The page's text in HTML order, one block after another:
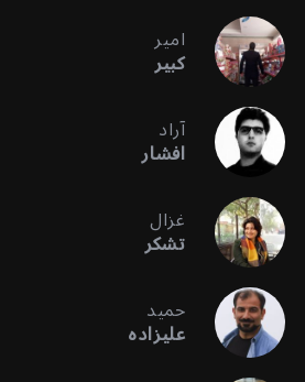
امیر
کبیر
آراد
افشار
غزال
تشکر
حمید
علیزاده